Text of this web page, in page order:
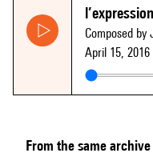
l’expression
Composed
April 15, 2016
From the same archive